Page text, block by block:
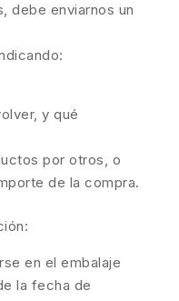
debe enviarnos un
y qué
por otros, o
de la compra.
en el embalaje
la fecha de